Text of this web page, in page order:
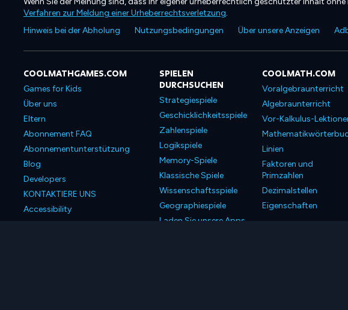
Verfahren zur Meldung einer Urheberrechtsverletzung.
Hinweis bei der Abholung
Nutzungsbedingungen Über unsere Anzeigen
COOLMATHGAMES.COM
Games for Kids
Über uns
Eltern
Abonnement FAQ
Abonnementunterstützung
Blog
Developers
KONTAKTIERE UNS
Accessibility
SPIELEN
DURCHSUCHEN
Strategiespiele
Geschicklichkeitsspiele
Zahlenspiele
Logikspiele
Memory-Spiele
Klassische Spiele
Wissenschaftsspiele
Geographiespiele
Laden Sie unsere Apps
COOLMATH.COM
Voralgebraunterricht
Algebraunterricht
Vor-Kalkulus-
Linien
Faktoren und
Primzahlen
Dezimalstellen
Eigenschaften